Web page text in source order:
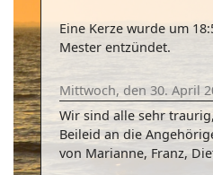
Eine Kerze wurde um
Mester entzündet.
Mittwoch, den 30. April
Wir sind alle sehr
Beileid an die
von Marianne, Franz,